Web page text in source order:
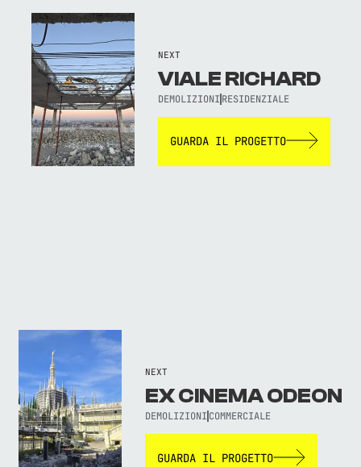
NEXT
VIALE RICHARD
DEMOLIZIONI RESIDENZIALE
GUARDA IL PROGETTO
NEXT
EX CINEMA ODEON
DEMOLIZIONI COMMERCIALE
GUARDA IL PROGETTO